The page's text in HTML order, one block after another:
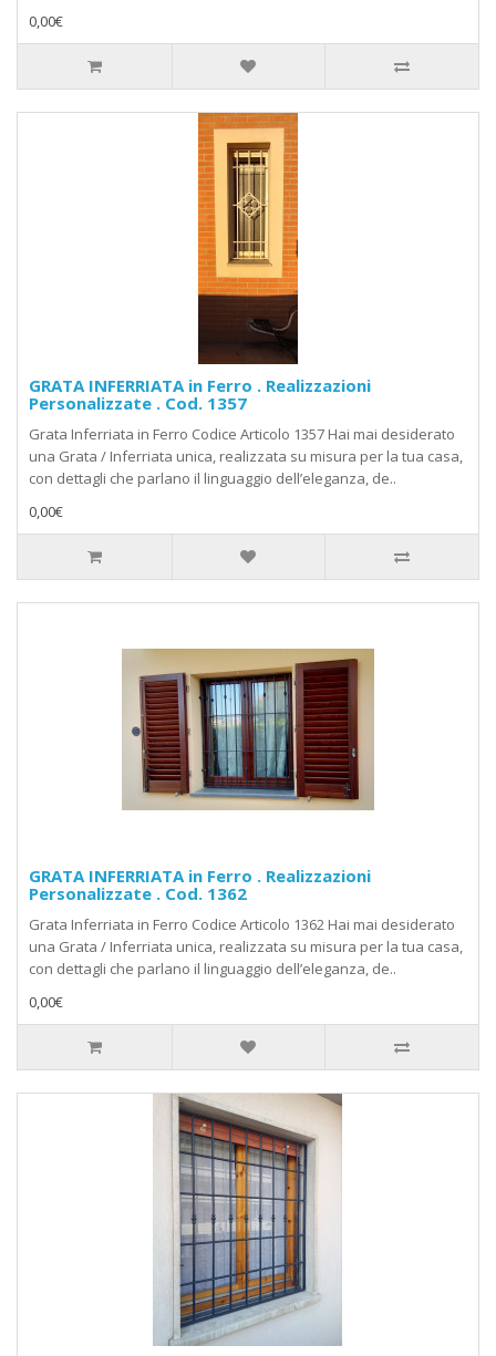
0,00€
GRATA INFERRIATA in Ferro . Realizzazioni
Personalizzate . Cod. 1357
Grata Inferriata in Ferro Codice Articolo 1357 Hai mai desiderato
una Grata / Inferriata unica, realizzata su misura per la tua casa,
con dettagli che parlano il linguaggio dell’eleganza, de..
0,00€
GRATA INFERRIATA in Ferro . Realizzazioni
Personalizzate . Cod. 1362
Grata Inferriata in Ferro Codice Articolo 1362 Hai mai desiderato
una Grata / Inferriata unica, realizzata su misura per la tua casa,
con dettagli che parlano il linguaggio dell’eleganza, de..
0,00€